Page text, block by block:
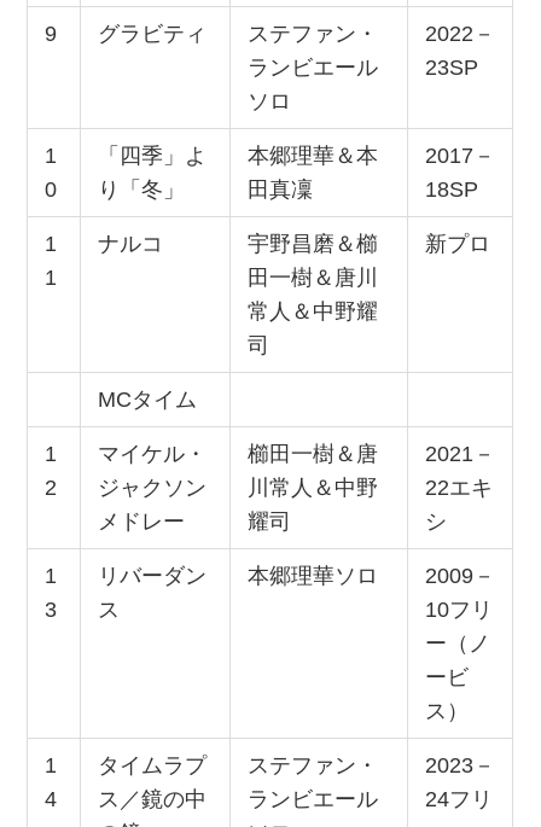
9 グラビティ
ステファン・
ランビエール
ソロ
2022－
23SP
1
0
「四季」よ
り「冬」
本郷理華＆本
田真凜
2017－
18SP
1
1
ナルコ
宇野昌磨＆櫛
田一樹＆唐川
常人＆中野耀
司
新プロ
MCタイム
1
2
マイケル・
ジャクソン
メドレー
櫛田一樹＆唐
川常人＆中野
耀司
2021－
22エキ
シ
1
3
リバーダン
ス
本郷理華ソロ
2009－
10フリ
ー（ノ
ービ
ス）
1
4
タイムラプ
ス／鏡の中
ステファン・
ランビエール
2023－
24フリ